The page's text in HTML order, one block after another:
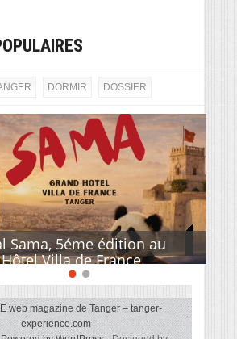
DORMIR DOSSIER
Sama, 5éme édition au
Villa de France.
web magazine de Tanger – tanger-
experience.com